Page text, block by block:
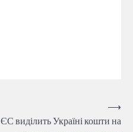
ЄС виділить Україні кошти на
⟶